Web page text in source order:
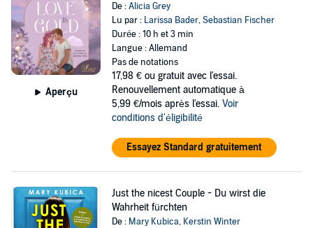
Aperçu
De :Alicia Grey
Lu par : Larissa Bader,Sebastian Fischer
Durée : 10 h et 3 min
Langue : Allemand
Pas de notations
17,98 € ou gratuit avec l'essai.
Renouvellement automatique à
5,99 €/mois après l'essai. Voir
conditions d'éligibilité
Essayez Standard gratuitement
Just the nicest Couple - Du wirst die
Wahrheit fürchten
De : Mary Kubica, Kerstin Winter